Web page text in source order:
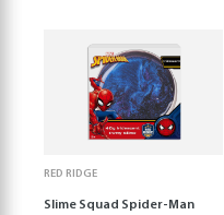
RED RIDGE
Slime Squad Spider-Man